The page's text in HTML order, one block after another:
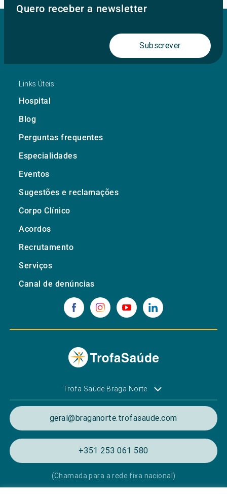
Quero receber a newsletter
Subscrever
Links Úteis
Hospital
Blog
Perguntas frequentes
Especialidades
Eventos
Sugestões e reclamações
Corpo Clínico
Acordos
Recrutamento
Serviços
Canal de denúncias
Trofa Saúde Braga Norte
geral@braganorte.trofasaude.com
+351 253 061 580
(Chamada para a rede fixa nacional)